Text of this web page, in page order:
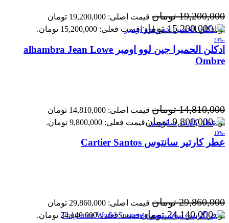
19,200,000 تومان
قیمت اصلی: 19,200,000 تومان
بود.15,200,000 تومانقیمت فعلی: 15,200,000 تومان.
-34%
ادکلن الحمبرا جین لوو اومبر alhambra Jean Lowe
Ombre
14,810,000 تومان
قیمت اصلی: 14,810,000 تومان
بود.9,800,000 تومانقیمت فعلی: 9,800,000 تومان.
-19%
عطر کارتیر سانتوس Cartier Santos
29,860,000 تومان
قیمت اصلی: 29,860,000 تومان
بود.24,140,000 تومانقیمت فعلی: 24,140,000 تومان.